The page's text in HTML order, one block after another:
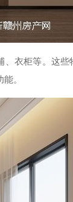
、衣柜等。这些
。